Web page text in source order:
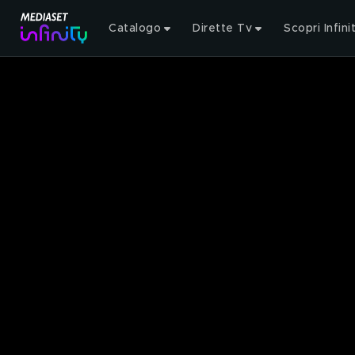
Catalogo Dirette Tv Scopri